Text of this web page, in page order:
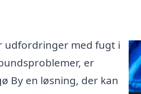
udfordringer med fugt i
er
By en løsning, der kan